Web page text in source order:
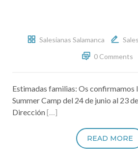
Salesianas Salamanca
0 Comments
Estimadas familias: Os confirmamos
Summer Camp del 24 de junio al 23
Dirección[…]
READ MORE